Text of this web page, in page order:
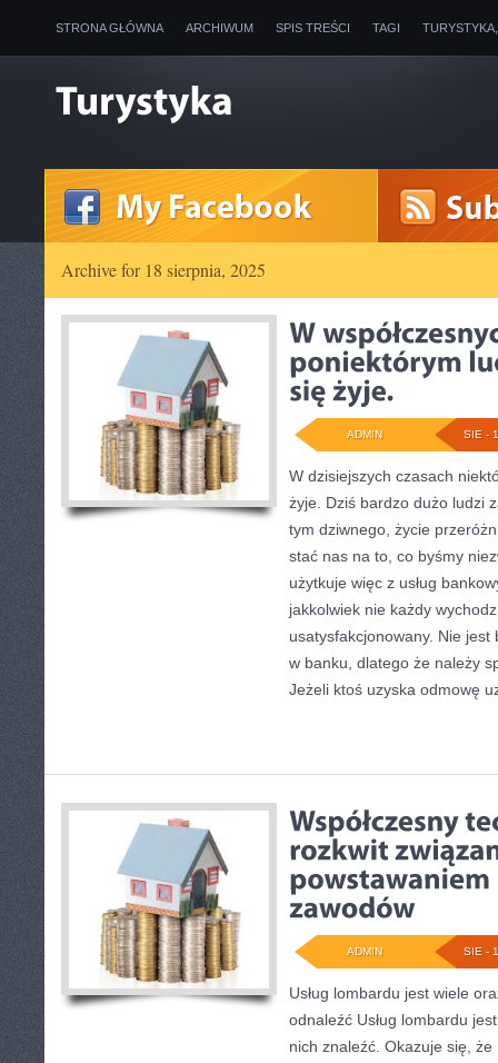
STRONA GŁÓWNA ARCHIWUM SPIS TREŚCI TAGI
Archive for 18 sierpnia, 2025
SIE -
ADMIN
W dzisiejszych czasach
żyje. Dziś bardzo dużo ludzi
tym dziwnego, życie
stać nas na to, co byśmy
użytkuje więc z usług
jakkolwiek nie każdy
usatysfakcjonowany. Nie
w banku, dlatego że należy
Jeżeli ktoś uzyska odmowę
SIE -
ADMIN
Usług lombardu jest wiele
odnaleźć Usług lombardu
nich znaleźć. Okazuje się, że